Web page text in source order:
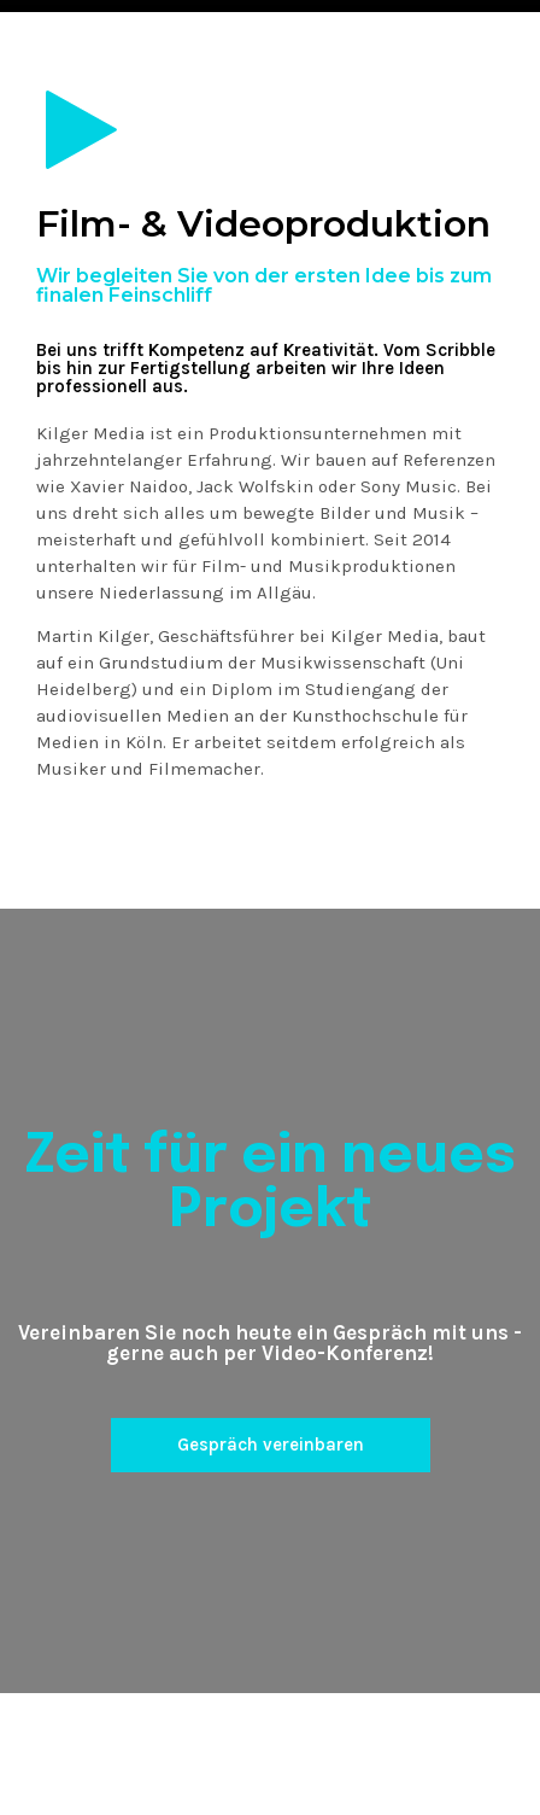
Film- & Videoproduktion
Wir begleiten Sie von der ersten Idee bis zum
finalen Feinschliff
Bei uns trifft Kompetenz auf Kreativität. Vom Scribble
bis hin zur Fertigstellung arbeiten wir Ihre Ideen
professionell aus.
Kilger Media ist ein Produktionsunternehmen mit
jahrzehntelanger Erfahrung. Wir bauen auf Referenzen
wie Xavier Naidoo, Jack Wolfskin oder Sony Music. Bei
uns dreht sich alles um bewegte Bilder und Musik –
meisterhaft und gefühlvoll kombiniert. Seit 2014
unterhalten wir für Film- und Musikproduktionen
unsere Niederlassung im Allgäu.
Martin Kilger, Geschäftsführer bei Kilger Media, baut
auf ein Grundstudium der Musikwissenschaft (Uni
Heidelberg) und ein Diplom im Studiengang der
audiovisuellen Medien an der Kunsthochschule für
Medien in Köln. Er arbeitet seitdem erfolgreich als
Musiker und Filmemacher.
Zeit für ein neues
Projekt
Vereinbaren Sie noch heute ein Gespräch mit uns -
gerne auch per Video-Konferenz!
Gespräch vereinbaren